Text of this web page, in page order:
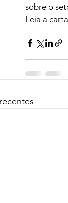
sobre o
Leia a